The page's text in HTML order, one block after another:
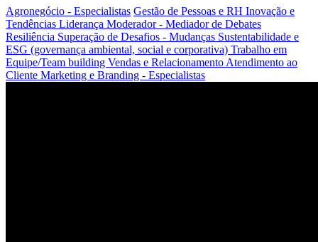
Agronegócio - Especialistas Gestão de Pessoas e RH Inovação e
Tendências Liderança Moderador - Mediador de Debates
Resiliência Superação de Desafios - Mudanças Sustentabilidade e
ESG (governança ambiental, social e corporativa) Trabalho em
Equipe/Team building Vendas e Relacionamento Atendimento ao
Cliente Marketing e Branding - Especialistas